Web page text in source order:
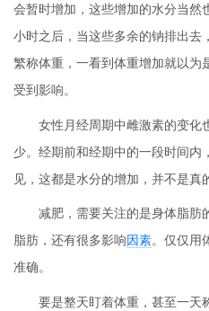
会暂时增加，这些增加的水分当然
小时之后，当这些多余的钠排出去
繁称体重，一看到体重增加就以为
受到影响。
女性月经周期中雌激素的变化
少。经期前和经期中的一段时间内
见，这都是水分的增加，并不是真
减肥，需要关注的是身体脂肪
脂肪，还有很多影响因素。仅仅用
准确。
要是整天盯着体重，甚至一天